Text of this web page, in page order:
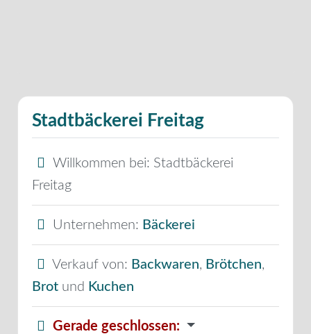
Stadtbäckerei Freitag
Willkommen bei: Stadtbäckerei
Freitag
Unternehmen: Bäckerei
Verkauf von: Backwaren, Brötchen,
Brot und Kuchen
Gerade geschlossen: